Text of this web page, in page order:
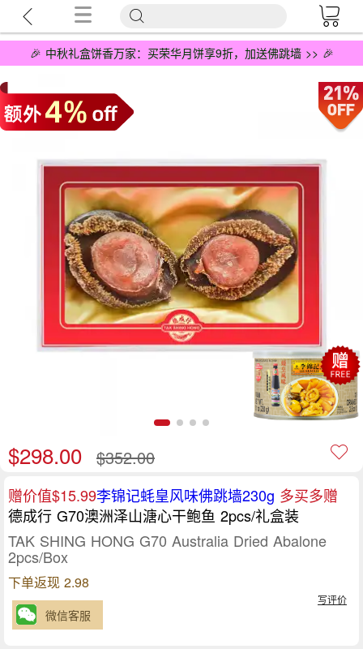
🎉 中秋礼盒饼香万家：买荣华月饼享9折，加送佛跳墙 >> 🎉
$298.00 $352.00
赠价值$15.99李锦记蚝皇风味佛跳墙230g 多买多赠
德成行 G70澳洲泽山溏心干鲍鱼 2pcs/礼盒装
TAK SHING HONG G70 Australia Dried Abalone
2pcs/Box
下单返现 2.98
写评价
微信客服